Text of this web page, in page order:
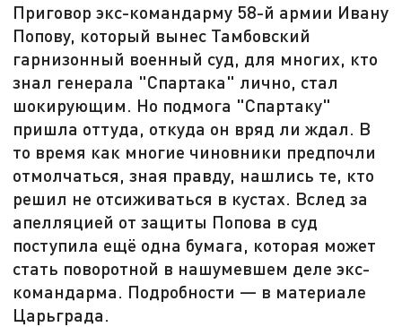
Приговор экс-командарму 58-й армии Ивану
Попову, который вынес Тамбовский
гарнизонный военный суд, для многих, кто
знал генерала "Спартака" лично, стал
шокирующим. Но подмога "Спартаку"
пришла оттуда, откуда он вряд ли ждал. В
то время как многие чиновники предпочли
отмолчаться, зная правду, нашлись те, кто
решил не отсиживаться в кустах. Вслед за
апелляцией от защиты Попова в суд
поступила ещё одна бумага, которая может
стать поворотной в нашумевшем деле экс-
командарма. Подробности — в материале
Царьграда.